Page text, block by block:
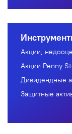
Акции,
Акции Penny
Дивидендные
Защитные